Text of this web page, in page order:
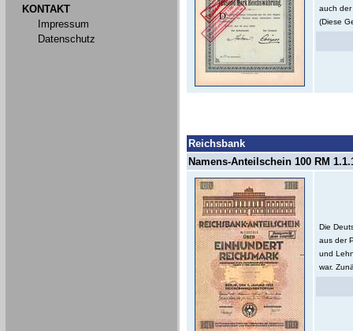
KONTAKT
Impressum
Datenschutz
auch der
(Diese
Reichsbank
Namens-Anteilschein 100 RM
Die
aus der
und
war.